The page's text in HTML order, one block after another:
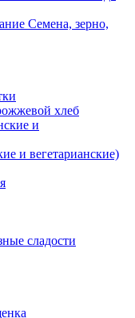
Семена, зерно,
хлеб
и вегетарианские)
сладости